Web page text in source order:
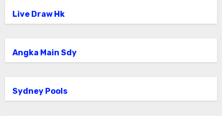
Live Draw Hk
Angka Main Sdy
Sydney Pools